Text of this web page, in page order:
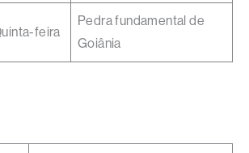
feira
Pedra fundamental de
Goiânia